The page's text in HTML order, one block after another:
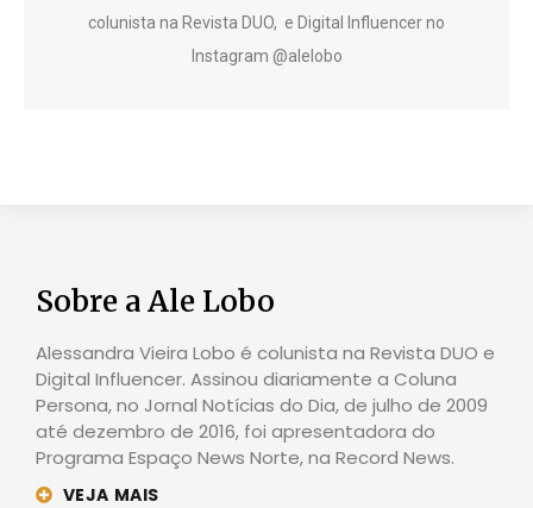
colunista na Revista DUO, e Digital Influencer no
Instagram @alelobo
Sobre a Ale Lobo
Alessandra Vieira Lobo é colunista na Revista DUO e
Digital Influencer. Assinou diariamente a Coluna
Persona, no Jornal Notícias do Dia, de julho de 2009
até dezembro de 2016, foi apresentadora do
Programa Espaço News Norte, na Record News.
VEJA MAIS